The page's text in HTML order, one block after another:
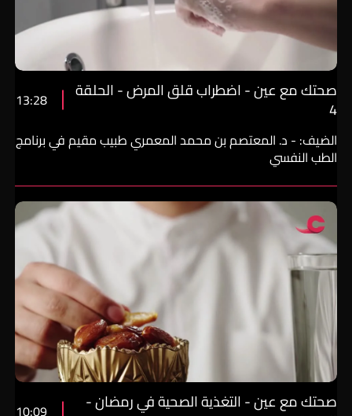
صحتك مع عين - اضطراب قلق المرض - الحلقة
4
13:28
الضيف: - د. المعتصم بن محمد المعمري طبيب مقيم في برنامج
الطب النفسي
صحتك مع عين - التغذية الصحية في رمضان -